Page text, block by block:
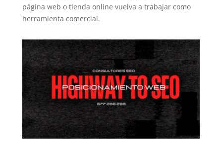
página web o tienda online vuelva a trabajar como
herramienta comercial.